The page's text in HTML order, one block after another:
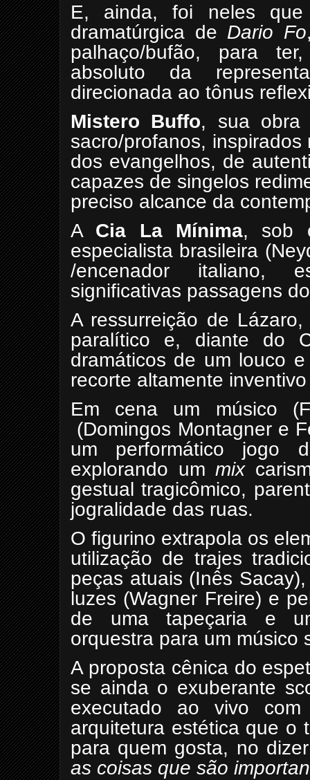
E, ainda, foi neles que
dramatúrgica de Dario Fo
palhaço/bufão, para
absoluto da
direcionada ao tônus
Mistero Buffo, sua obra
sacro/profanos,
dos evangelhos, de
capazes de singelos
preciso alcance da
A Cia La Mínima, sob
especialista brasileira
/encenador italiano,
significativas passagens
A ressurreição de
paralítico e, diante do
dramáticos de um louco
recorte altamente
Em cena um músico
(Domingos Montagner e
um performático jogo
explorando ummix
gestual tragicômico,
jogralidade das ruas.
O figurino extrapola os
utilização de trajes
peças atuais (Inês
luzes (Wagner Freire) e
de uma tapeçaria e
orquestra para um músico
A proposta cênica do
se ainda o exuberante
executado ao vivo
arquitetura estética que o
para quem gosta, no
as coisas que são